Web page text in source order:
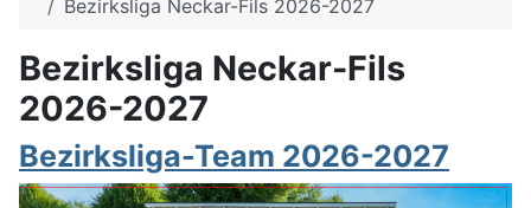
Bezirksliga Neckar-Fils 2026-2027
Bezirksliga Neckar-Fils
2026-2027
Bezirksliga-Team 2026-2027